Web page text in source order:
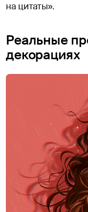
на цитаты».
Реальные
декорациях